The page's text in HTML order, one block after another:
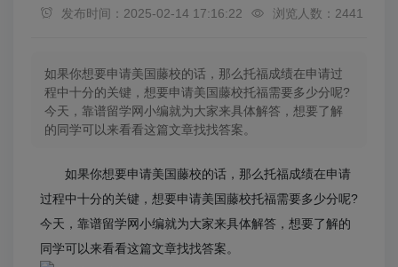
发布时间：2025-02-14 17:16:22 浏览人数：2441
如果你想要申请美国藤校的话，那么托福成绩在申请过
程中十分的关键，想要申请美国藤校托福需要多少分呢?
今天，靠谱留学网小编就为大家来具体解答，想要了解
的同学可以来看看这篇文章找找答案。
如果你想要申请美国藤校的话，那么托福成绩在申请
过程中十分的关键，想要申请美国藤校托福需要多少分呢?
今天，靠谱留学网小编就为大家来具体解答，想要了解的
同学可以来看看这篇文章找找答案。